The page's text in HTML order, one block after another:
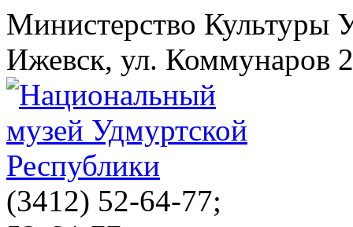
Министерство Культуры
Ижевск, ул. Коммунаров
(3412) 52-64-77;